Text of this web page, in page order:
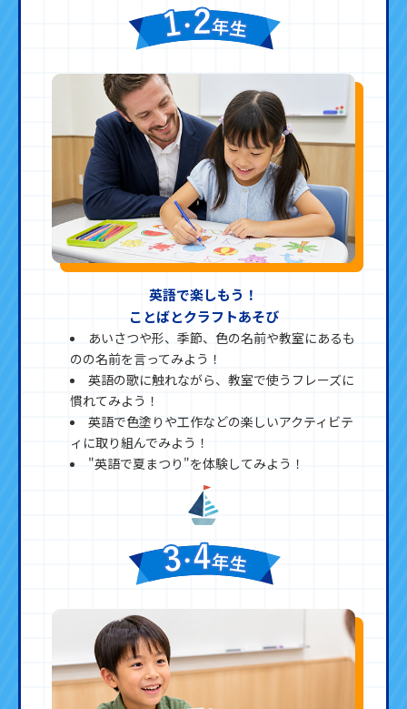
英語で楽しもう！
ことばとクラフトあそび
あいさつや形、季節、色の名前や教室にあるも
のの名前を言ってみよう！
英語の歌に触れながら、教室で使うフレーズに
慣れてみよう！
英語で色塗りや工作などの楽しいアクティビテ
ィに取り組んでみよう！
"英語で夏まつり"を体験してみよう！